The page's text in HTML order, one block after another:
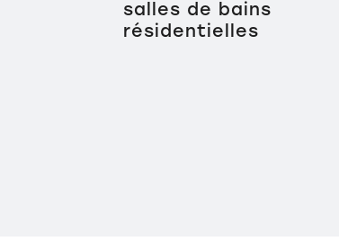
salles de bains
résidentielles